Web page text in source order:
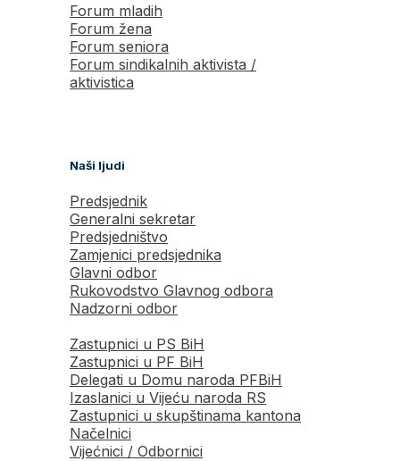
Forum mladih
Forum žena
Forum seniora
Forum sindikalnih aktivista /
aktivistica
Naši ljudi
Predsjednik
Generalni sekretar
Predsjedništvo
Zamjenici predsjednika
Glavni odbor
Rukovodstvo Glavnog odbora
Nadzorni odbor
Zastupnici u PS BiH
Zastupnici u PF BiH
Delegati u Domu naroda PFBiH
Izaslanici u Vijeću naroda RS
Zastupnici u skupštinama kantona
Načelnici
Vijećnici / Odbornici